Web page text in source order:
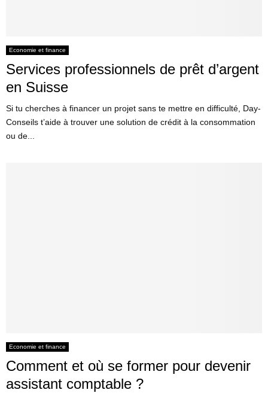
Economie et finance
Services professionnels de prêt d’argent
en Suisse
Si tu cherches à financer un projet sans te mettre en difficulté, Day-
Conseils t’aide à trouver une solution de crédit à la consommation
ou de...
Economie et finance
Comment et où se former pour devenir
assistant comptable ?